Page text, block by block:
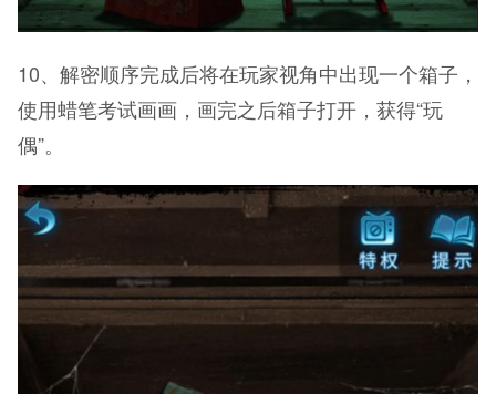
10、解密顺序完成后将在玩家视角中出现一个箱子，
使用蜡笔考试画画，画完之后箱子打开，获得“玩
偶”。